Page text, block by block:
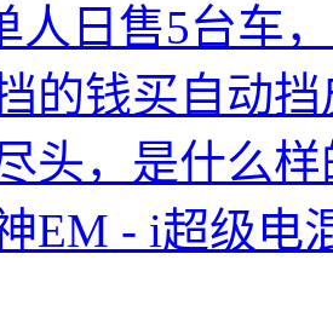
人日售5台车
的钱买自动挡
头，是什么
EM - i超级电